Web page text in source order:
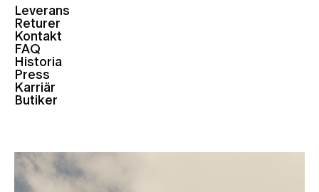
Leverans
Returer
Kontakt
FAQ
Historia
Press
Karriär
Butiker